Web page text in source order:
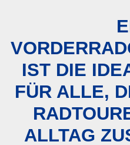
IST DIE
FÜR ALLE,
ALLTAG